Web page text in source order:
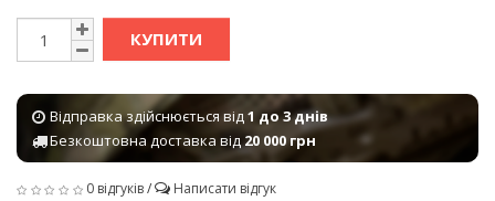
КУПИТИ
Відправка здійснюється від1 до 3 днів
Безкоштовна доставка від20 000 грн
0 відгуків/ Написати відгук